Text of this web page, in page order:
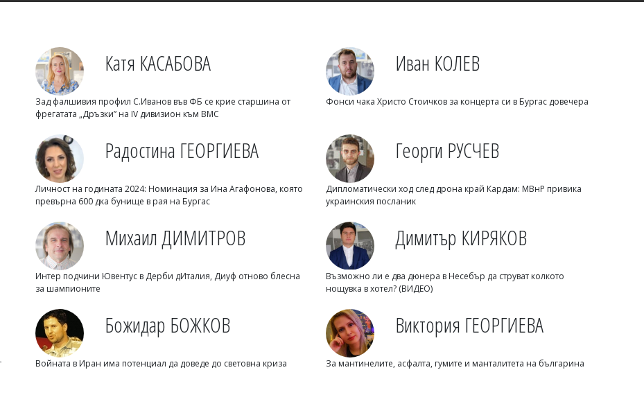
Какво знаем за дрона "Майя" и за
какво се използва той?
Емел МАХМУД
Катя КАСАБОВА
Зад фалшивия профил С.Иванов във ФБ се крие старшина от
фрегатата „Дръзки” на IV дивизион към ВМС
Иван КОЛЕВ
Фонси чака Христо Стоичков за концерта си в Бургас довечера
Радостина ГЕОРГИЕВА
Личност на годината 2024: Номинация за Ина Агафонова, която
превърна 600 дка бунище в рая на Бургас
Георги РУСЧЕВ
Дипломатически ход след дрона край Кардам: МВнР привика
украинския посланик
Михаил ДИМИТРОВ
Интер подчини Ювентус в Дерби дИталия, Диуф отново блесна
за шампионите
Димитър КИРЯКОВ
Възможно ли е два дюнера в Несебър да струват колкото
нощувка в хотел? (ВИДЕО)
Божидар БОЖКОВ
Войната в Иран има потенциал да доведе до световна криза
Виктория ГЕОРГИЕВА
За мантинелите, асфалта, гумите и манталитета на българина